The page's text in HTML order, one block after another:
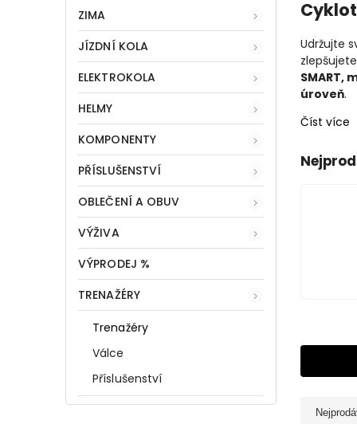
ZIMA
JÍZDNÍ KOLA
ELEKTROKOLA
HELMY
KOMPONENTY
PŘÍSLUŠENSTVÍ
OBLEČENÍ A OBUV
VÝŽIVA
VÝPRODEJ %
TRENAŽÉRY
Trenažéry
Válce
Příslušenství
Udržujte
SMART,
úroveň.
Číst více